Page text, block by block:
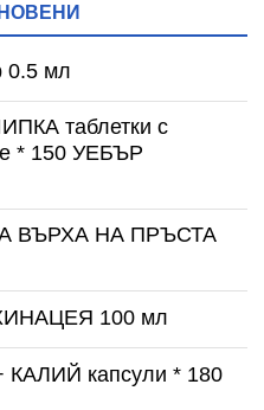
0.5 мл
таблетки с
* 150 УЕБЪР
ВЪРХА НА ПРЪСТА
100 мл
капсули * 180